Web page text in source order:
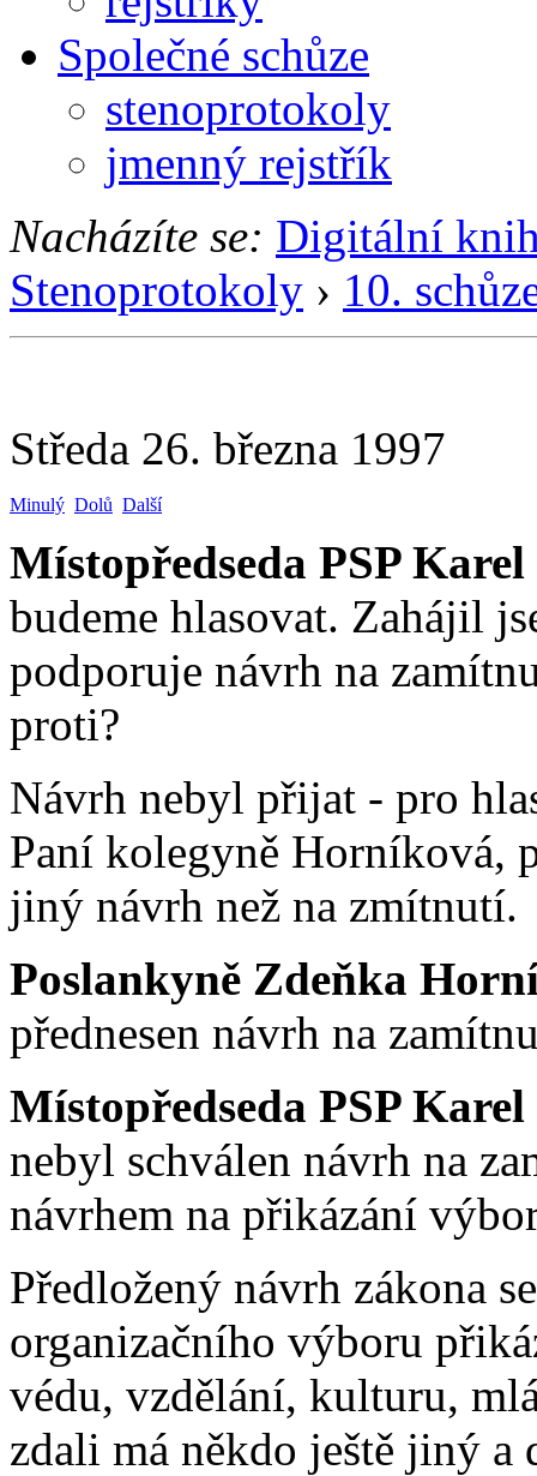
Společné schůze
stenoprotokoly
jmenný rejstřík
Nacházíte se: Digitální
Stenoprotokoly › 10.
Středa 26. března 1997
Minulý Dolů Další
Místopředseda PSP
budeme hlasovat. Zahájil
podporuje návrh na
proti?
Návrh nebyl přijat - pro
Paní kolegyně Horníková,
jiný návrh než na zmítnutí.
Poslankyně Zdeňka
přednesen návrh na
Místopředseda PSP
nebyl schválen návrh na
návrhem na přikázání
Předložený návrh zákona
organizačního výboru
védu, vzdělání, kulturu,
zdali má někdo ještě jiný a